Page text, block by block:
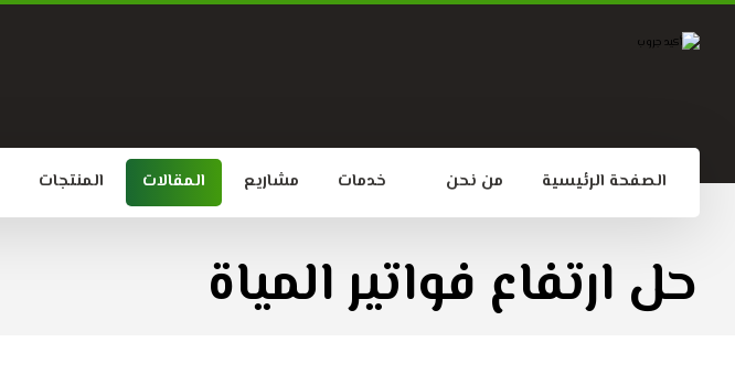
الصفحة الرئيسية من نحن خدمات مشاريع المقالات المنتجات
حل ارتفاع فواتير المياة